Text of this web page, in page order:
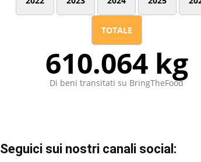
TOTALE
610.064 kg
Di beni transitati su BringTheFood
Seguici sui nostri canali social: